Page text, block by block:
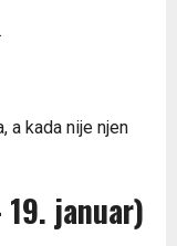
a kada nije njen
januar)